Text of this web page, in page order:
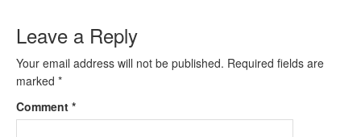
Leave a Reply
Your email address will not be published. Required fields are
marked *
Comment *